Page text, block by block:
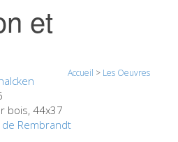
et expositions
des visiteurs
la Galerie
et
Accueil > Les Oeuvres
bois, 44x37
de Rembrandt